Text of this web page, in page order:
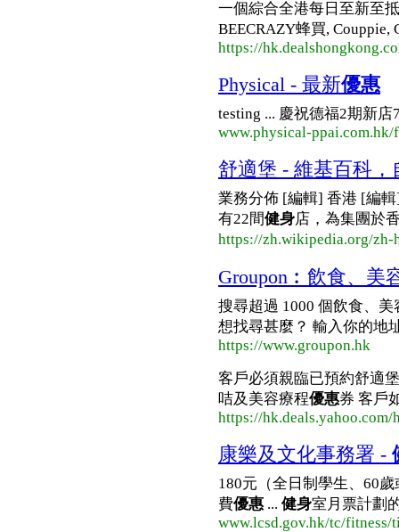
一個綜合全港每日至新至
BEECRAZY蜂買,
https://
Physical - 最新優惠
testing ... 慶祝德福2期新
www.physical-ppai.com.hk/
舒適堡 - 維基百科
業務分佈 [編輯] 香港 [編
有22間健身店，為集團於
https://zh.wikipedia.org/zh-
Groupon︰飲食、美
搜尋超過 1000 個飲食、
想找尋甚麼？ 輸入你的地
https://www.groupon.hk
客戶必須親臨已預約舒適
咭及美容療程優惠券 客戶
https://
康樂及文化事務署 -
180元（全日制學生、60
費優惠 ... 健身室月票計劃
www.lcsd.gov.hk/tc/fitness/